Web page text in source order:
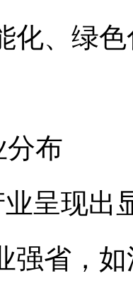
化、绿
分布
呈现出
强省，